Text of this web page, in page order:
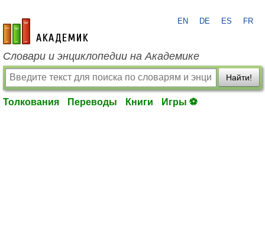
academic.ru
EN DE ES FR
Словари и энциклопедии на Академике
Найти!
Толкования Переводы Книги Игры ⚽